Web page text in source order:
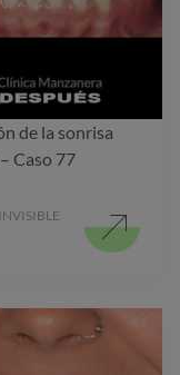
de la sonrisa
Caso 77